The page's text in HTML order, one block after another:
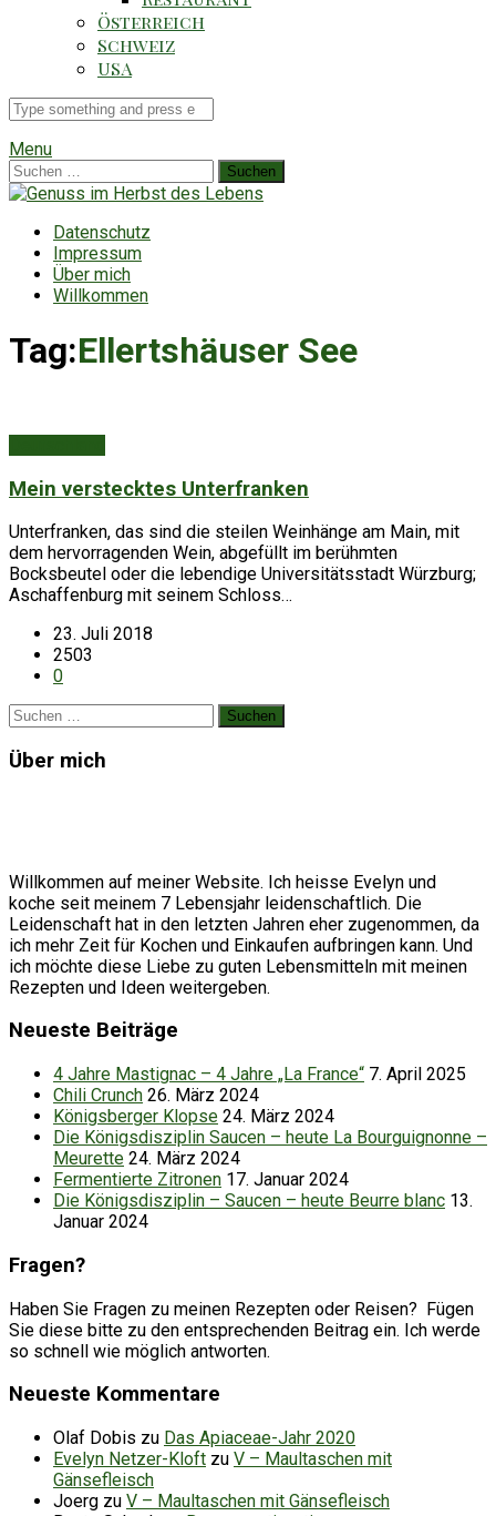
Österreich
Schweiz
USA
Suche
für
Menu
Suchen
nach:
Datenschutz
Impressum
Über mich
Willkommen
Tag:Ellertshäuser See
Mein verstecktes Unterfranken
Unterfranken, das sind die steilen Weinhänge am Main, mit
dem hervorragenden Wein, abgefüllt im berühmten
Bocksbeutel oder die lebendige Universitätsstadt Würzburg;
Aschaffenburg mit seinem Schloss…
23. Juli 2018
2503
0
Suchen
Über mich
Willkommen auf meiner Website. Ich heisse Evelyn und
koche seit meinem 7 Lebensjahr leidenschaftlich. Die
Leidenschaft hat in den letzten Jahren eher zugenommen, da
ich mehr Zeit für Kochen und Einkaufen aufbringen kann. Und
ich möchte diese Liebe zu guten Lebensmitteln mit meinen
Rezepten und Ideen weitergeben.
Neueste Beiträge
4 Jahre Mastignac – 4 Jahre „La France“ 7. April 2025
Chili Crunch 26. März 2024
Königsberger Klopse 24. März 2024
Die Königsdisziplin Saucen – heute La Bourguignonne –
Meurette 24. März 2024
Fermentierte Zitronen 17. Januar 2024
Die Königsdisziplin – Saucen – heute Beurre blanc 13.
Januar 2024
Fragen?
Haben Sie Fragen zu meinen Rezepten oder Reisen? Fügen
Sie diese bitte zu den entsprechenden Beitrag ein. Ich werde
so schnell wie möglich antworten.
Neueste Kommentare
Olaf Dobis zu Das Apiaceae-Jahr 2020
Evelyn Netzer-Kloft zu V – Maultaschen mit
Gänsefleisch
Joerg zu V – Maultaschen mit Gänsefleisch